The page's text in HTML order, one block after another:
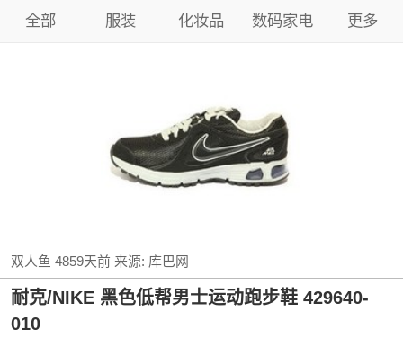
全部 服装 化妆品 数码家电 更多
双人鱼 4859天前来源: 库巴网
耐克/NIKE 黑色低帮男士运动跑步鞋 429640-
010